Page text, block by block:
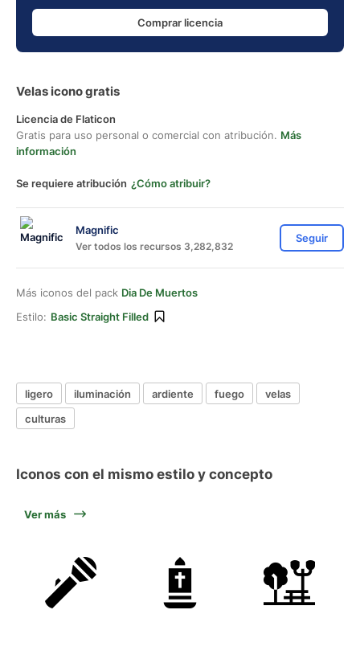
Comprar licencia
Velas icono gratis
Licencia de Flaticon
Gratis para uso personal o comercial con atribución. Más
información
Se requiere atribución ¿Cómo atribuir?
Magnific
Ver todos los recursos 3,282,832
Seguir
Más iconos del pack Dia De Muertos
Estilo: Basic Straight Filled
ligero iluminación ardiente fuego
velas
culturas
Iconos con el mismo estilo y concepto
Ver más